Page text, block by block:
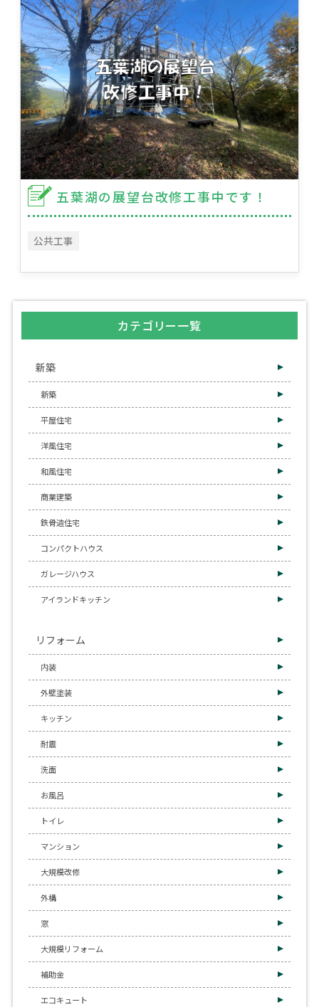
五葉湖の展望台改修工事中です！
公共工事
カテゴリー一覧
新築
新築
平屋住宅
洋風住宅
和風住宅
商業建築
鉄骨造住宅
コンパクトハウス
ガレージハウス
アイランドキッチン
リフォーム
内装
外壁塗装
キッチン
耐震
洗面
お風呂
トイレ
マンション
大規模改修
外構
窓
大規模リフォーム
補助金
エコキュート